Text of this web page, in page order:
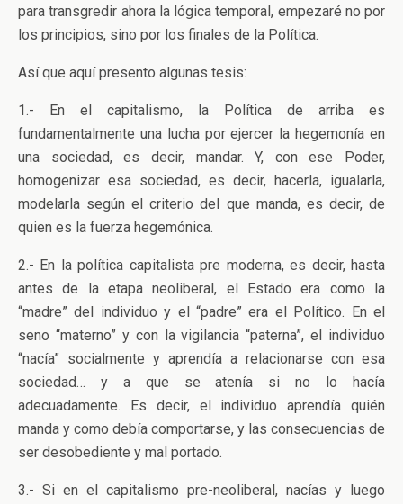
para transgredir ahora la lógica temporal, empezaré no por
los principios, sino por los finales de la Política.
Así que aquí presento algunas tesis:
1.- En el capitalismo, la Política de arriba es
fundamentalmente una lucha por ejercer la hegemonía en
una sociedad, es decir, mandar. Y, con ese Poder,
homogenizar esa sociedad, es decir, hacerla, igualarla,
modelarla según el criterio del que manda, es decir, de
quien es la fuerza hegemónica.
2.- En la política capitalista pre moderna, es decir, hasta
antes de la etapa neoliberal, el Estado era como la
“madre” del individuo y el “padre” era el Político. En el
seno “materno” y con la vigilancia “paterna”, el individuo
“nacía” socialmente y aprendía a relacionarse con esa
sociedad… y a que se atenía si no lo hacía
adecuadamente. Es decir, el individuo aprendía quién
manda y como debía comportarse, y las consecuencias de
ser desobediente y mal portado.
3.- Si en el capitalismo pre-neoliberal, nacías y luego